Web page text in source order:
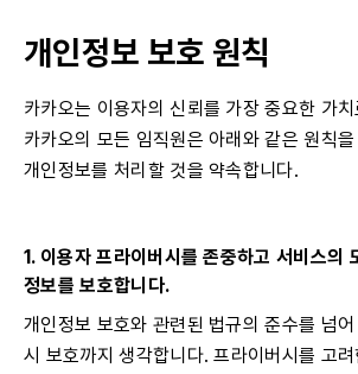
개인정보 보호 원칙
카카오는 이용자의 신뢰를 가장 중요한 가
카카오의 모든 임직원은 아래와 같은 원칙을
개인정보를 처리할 것을 약속합니다.
1. 이용자 프라이버시를 존중하고 서비스의
정보를 보호합니다.
개인정보 보호와 관련된 법규의 준수를 넘
시 보호까지 생각합니다. 프라이버시를 고